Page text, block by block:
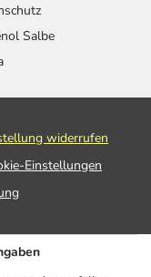
Salbe
widerrufen
Einstellungen